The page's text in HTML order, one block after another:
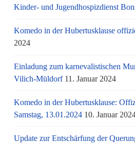
Kinder- und Jugendhospizdienst
Komedo in der Hubertusklause
2024
Einladung zum karnevalistischen
Vilich-Müldorf 11. Januar 2024
Komedo in der Hubertusklause:
Samstag, 13.01.2024 10. Januar
Update zur Entschärfung der